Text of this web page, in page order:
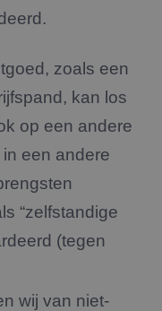
, zoals een
kan los
op een andere
een andere
“zelfstandige
(tegen
wij van niet-